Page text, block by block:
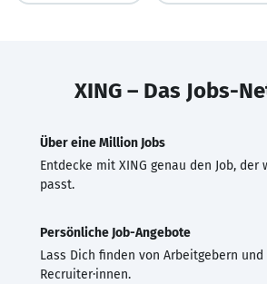
XING – Das Jobs-
Über eine Million Jobs
Entdecke mit XING genau den Job, der
passt.
Persönliche Job-Angebote
Lass Dich finden von Arbeitgebern und
Recruiter·innen.